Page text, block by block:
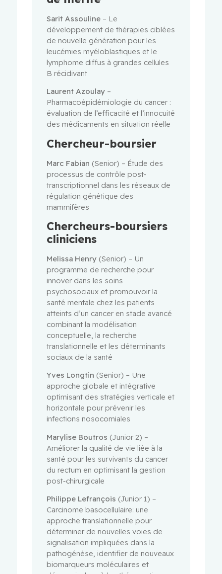
Sarit Assouline – Le
développement de thérapies ciblées
de nouvelle génération pour les
leucémies myéloblastiques et le
lymphome diffus à grandes cellules
B récidivant
Laurent Azoulay –
Pharmacoépidémiologie du cancer :
évaluation de l’efficacité et l’innocuité
des médicaments en situation réelle
Chercheur-boursier
Marc Fabian (Senior) – Étude des
processus de contrôle post-
transcriptionnel dans les réseaux de
régulation génétique des
mammifères
Chercheurs-boursiers
cliniciens
Melissa Henry (Senior) – Un
programme de recherche pour
innover dans les soins
psychosociaux et promouvoir la
santé mentale chez les patients
atteints d’un cancer en stade avancé
combinant la modélisation
conceptuelle, la recherche
translationnelle et les déterminants
sociaux de la santé
Yves Longtin (Senior) – Une
approche globale et intégrative
optimisant des stratégies verticale et
horizontale pour prévenir les
infections nosocomiales
Marylise Boutros (Junior 2) –
Améliorer la qualité de vie liée à la
santé pour les survivants du cancer
du rectum en optimisant la gestion
post-chirurgicale
Philippe Lefrançois (Junior 1) –
Carcinome basocellulaire: une
approche translationnelle pour
déterminer de nouvelles voies de
signalisation impliquées dans la
pathogénèse, identifier de nouveaux
biomarqueurs moléculaires et